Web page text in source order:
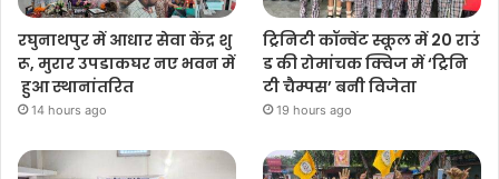
रघुनाथपुर में आधार सेवा केंद्र शु
रू, मुरार उपडाकघर नए भवन में
हुआ स्थानांतरित
14 hours ago
ट्रिनिटी कॉन्वेंट स्कूल में 20 राउं
ड की रोमांचक क्विज में ‘ट्रिनि
टी चैम्पस’ बनी विजेता
19 hours ago